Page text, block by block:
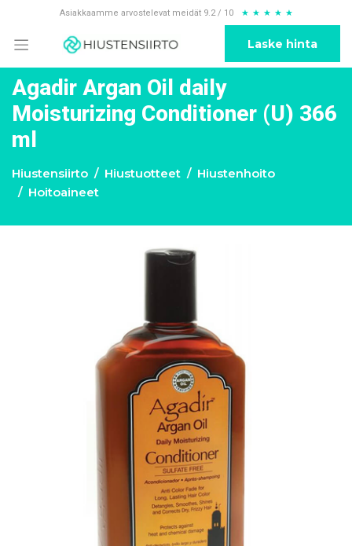
Asiakkaamme arvostelevat meidät 9.2 / 10 ★ ★ ★ ★ ★
Laske hinta
Agadir Argan Oil daily
Moisturizing Conditioner (U) 366
ml
Hiustensiirto Hiustuotteet
Hiustenhoito
Hoitoaineet